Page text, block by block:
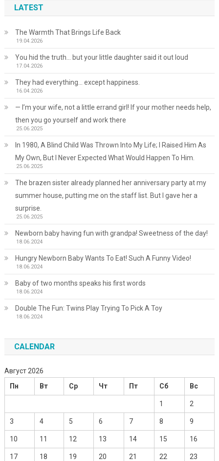
LATEST
The Warmth That Brings Life Back
19.04.2026
You hid the truth… but your little daughter said it out loud
17.04.2026
They had everything… except happiness.
16.04.2026
— I’m your wife, not a little errand girl! If your mother needs help,
then you go yourself and work there
25.06.2025
In 1980, A Blind Child Was Thrown Into My Life; I Raised Him As
My Own, But I Never Expected What Would Happen To Him.
25.06.2025
The brazen sister already planned her anniversary party at my
summer house, putting me on the staff list. But I gave her a
surprise.
25.06.2025
Newborn baby having fun with grandpa! Sweetness of the day!
18.06.2024
Hungry Newborn Baby Wants To Eat! Such A Funny Video!
18.06.2024
Baby of two months speaks his first words
18.06.2024
Double The Fun: Twins Play Trying To Pick A Toy
18.06.2024
CALENDAR
Август 2026
Пн
Вт Ср Чт Пт Сб Вс
1 2
3 4 5 6 7 8 9
10 11 12 13 14 15 16
17 18 19 20 21 22 23